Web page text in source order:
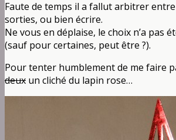
Faute de temps il a fallut arbitrer
sorties, ou bien écrire.
Ne vous en déplaise, le choix n’a pas
(sauf pour certaines, peut être ?).
Pour tenter humblement de me faire
deux un cliché du lapin rose…